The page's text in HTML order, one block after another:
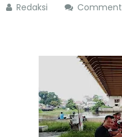
Redaksi Comment